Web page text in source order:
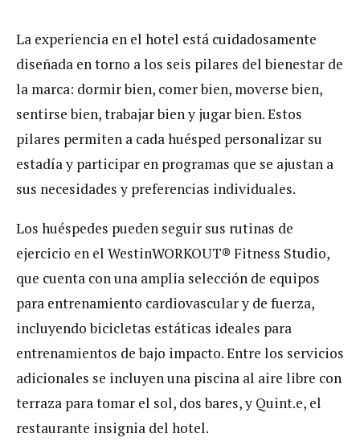
La experiencia en el hotel está cuidadosamente
diseñada en torno a los seis pilares del bienestar de
la marca: dormir bien, comer bien, moverse bien,
sentirse bien, trabajar bien y jugar bien. Estos
pilares permiten a cada huésped personalizar su
estadía y participar en programas que se ajustan a
sus necesidades y preferencias individuales.
Los huéspedes pueden seguir sus rutinas de
ejercicio en el WestinWORKOUT® Fitness Studio,
que cuenta con una amplia selección de equipos
para entrenamiento cardiovascular y de fuerza,
incluyendo bicicletas estáticas ideales para
entrenamientos de bajo impacto. Entre los servicios
adicionales se incluyen una piscina al aire libre con
terraza para tomar el sol, dos bares, y Quint.e, el
restaurante insignia del hotel.